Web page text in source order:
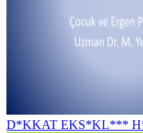
D*KKAT EKS*KL***